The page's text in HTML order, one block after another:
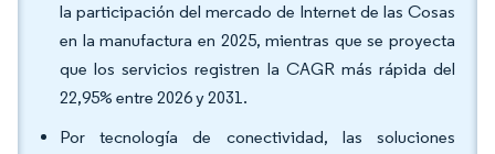
la participación del mercado de Internet de las Cosas
en la manufactura en 2025, mientras que se proyecta
que los servicios registren la CAGR más rápida del
22,95% entre 2026 y 2031.
Por tecnología de conectividad, las soluciones